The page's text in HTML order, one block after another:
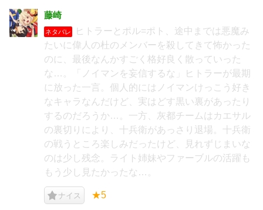
藤崎
ネタバレ
ヒトラーとポル=ポト、途中までは悪魔み
たいに偉人の杜のメンバーを殺してきて怖かった
のに、最後なんかすごく格好良く散っていった
な…。「ノイマンを妄信するな」ヒトラーが最期
に放った一言。個人的にはノイマンけっこう好き
なキャラなんだけど、実はどす黒い裏があったり
するのだろうか…。一方、灰都チームはカエサル
の裏切りにより、十兵衛があっさり退場。十兵衛
の戦うところ楽しみだったけど、見れずじまいな
のは少し残念。ライト姉妹やファーブルの活躍も
もう少し見たかったな…。
ナイス ★5